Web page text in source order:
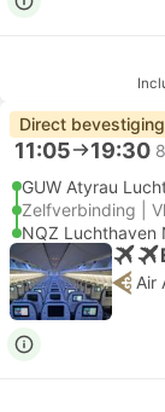
Direct bevestiging
11:05 19:30
GUW Atyrau
Zelfverbinding |
NQZ Luchthaven
Air